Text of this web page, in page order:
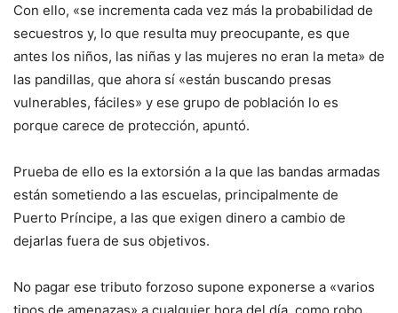
Con ello, «se incrementa cada vez más la probabilidad de
secuestros y, lo que resulta muy preocupante, es que
antes los niños, las niñas y las mujeres no eran la meta» de
las pandillas, que ahora sí «están buscando presas
vulnerables, fáciles» y ese grupo de población lo es
porque carece de protección, apuntó.
Prueba de ello es la extorsión a la que las bandas armadas
están sometiendo a las escuelas, principalmente de
Puerto Príncipe, a las que exigen dinero a cambio de
dejarlas fuera de sus objetivos.
No pagar ese tributo forzoso supone exponerse a «varios